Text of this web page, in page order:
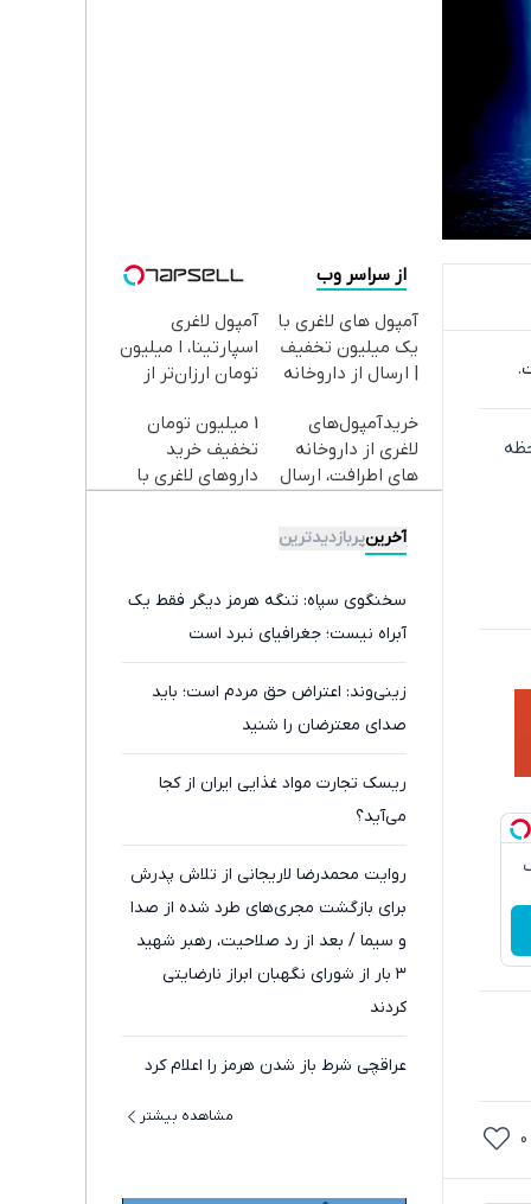
0
از سراسر وب
آمپول های لاغری با
یک میلیون تخفیف
| ارسال از داروخانه
آمپول لاغری
اسپارتینا، ا میلیون
تومان ارزان‌تر از
خریدآمپول‌های
لاغری از داروخانه
های اطرافت، ارسال
یخ!
1 میلیون تومان
تخفیف خرید
داروهای لاغری با
آخرینپربازدیدترین
سخنگوی سپاه: تنگه هرمز دیگر فقط یک
آبراه نیست؛ جغرافیای نبرد است
زینی‌وند: اعتراض حق مردم است؛ باید
صدای معترضان را شنید
ریسک تجارت مواد غذایی ایران از کجا
می‌آید؟
روایت محمدرضا لاریجانی از تلاش پدرش
برای بازگشت مجری‌های طرد شده از صدا
و سیما / بعد از رد صلاحیت، رهبر شهید
۳ بار از شورای نگهبان ابراز نارضایتی
کردند
عراقچی شرط باز شدن هرمز را اعلام کرد
مشاهده بیشتر